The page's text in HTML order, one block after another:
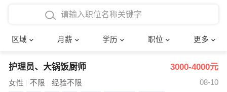
区域 月薪 学历 职位 更多
4000-5000元
8000-12000元
博士
文员 护士
确定
护理员、大锅饭厨师 3000-4000元
女性 不限 经验不限 08-10